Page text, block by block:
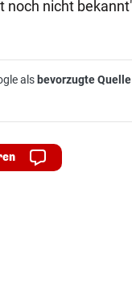
noch nicht
als bevorzugte Quelle